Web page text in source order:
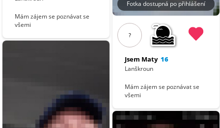
Mám zájem se poznávat se
všemi
Fotka dostupná po přihlášení
?
Jsem Maty 16
Lanškroun
Mám zájem se poznávat se
všemi